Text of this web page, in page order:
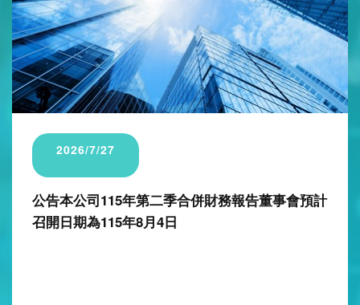
2026/7/27
公告本公司115年第二季合併財務報告董事會預計
召開日期為115年8月4日